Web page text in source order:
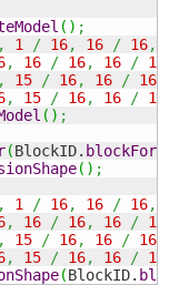
( ) ;
, 1 / 16, 16 / 16,
, 16 / 16, 16 / 16
, 15 / 16, 16 / 16
, 15 / 16, 16 / 16
( ) ;
(BlockID.
( ) ;
, 1 / 16, 16 / 16,
, 16 / 16, 16 / 16
, 15 / 16, 16 / 16
, 15 / 16, 16 / 16
(BlockID.